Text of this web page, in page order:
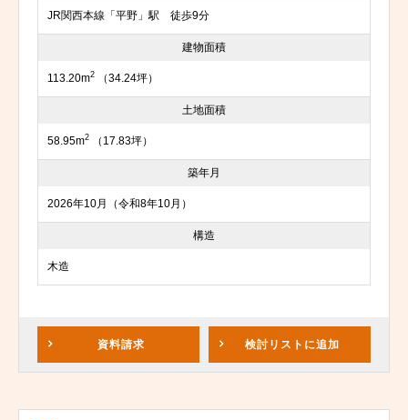
JR関西本線「平野」駅 徒歩9分
建物面積
113.20m2 （34.24坪）
土地面積
58.95m2 （17.83坪）
築年月
2026年10月（令和8年10月）
構造
木造
資料請求 検討リスト に追加